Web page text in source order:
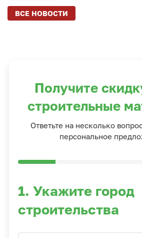
ВСЕ НОВОСТИ
Получите
строительные
Ответьте на несколько
персональное
1. Укажите город
строительства